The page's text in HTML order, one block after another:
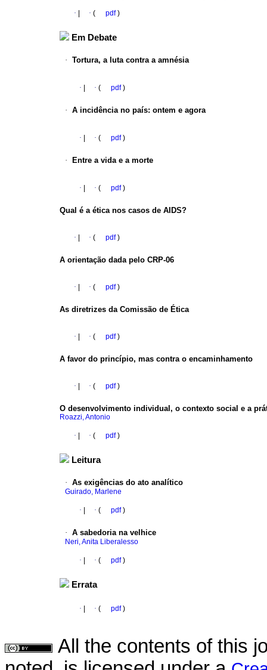
· · ( pdf)
Em Debate
· Tortura, a luta contra a amnésia
· · ( pdf)
· A incidência no país: ontem e agora
· · ( pdf)
· Entre a vida e a morte
· · ( pdf)
Qual é a ética nos casos de AIDS?
· · ( pdf)
A orientação dada pelo CRP-06
· · ( pdf)
As diretrizes da Comissão de Ética
· · ( pdf)
A favor do princípio, mas contra o encaminhamento
· · ( pdf)
O desenvolvimento individual, o contexto social e a
Roazzi, Antonio
· · ( pdf)
Leitura
· As exigências do ato analítico
Guirado, Marlene
· · ( pdf)
· A sabedoria na velhice
Neri, Anita Liberalesso
· · ( pdf)
Errata
· · ( pdf)
All the contents of this